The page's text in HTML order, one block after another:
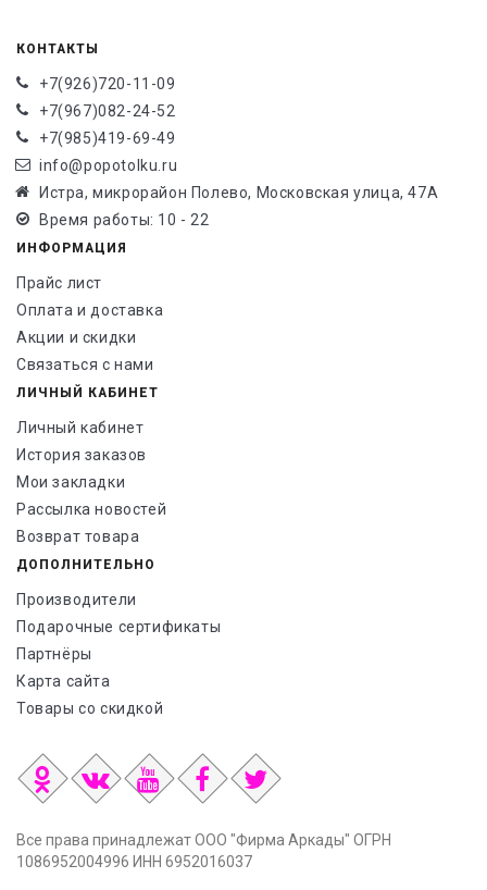
КОНТАКТЫ
+7(926)720-11-09
+7(967)082-24-52
+7(985)419-69-49
info@popotolku.ru
Истра, микрорайон Полево, Московская улица, 47А
Время работы: 10 - 22
ИНФОРМАЦИЯ
Прайс лист
Оплата и доставка
Акции и скидки
Связаться с нами
ЛИЧНЫЙ КАБИНЕТ
Личный кабинет
История заказов
Мои закладки
Рассылка новостей
Возврат товара
ДОПОЛНИТЕЛЬНО
Производители
Подарочные сертификаты
Партнёры
Карта сайта
Товары со скидкой
Все права принадлежат ООО "Фирма Аркады" ОГРН
1086952004996 ИНН 6952016037